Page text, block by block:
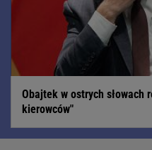
Obajtek w ostrych słowach
kierowców"